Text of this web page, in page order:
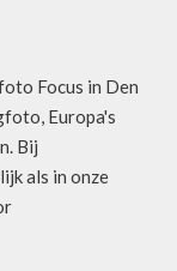
Focus in Den
Europa's
Bij
als in onze